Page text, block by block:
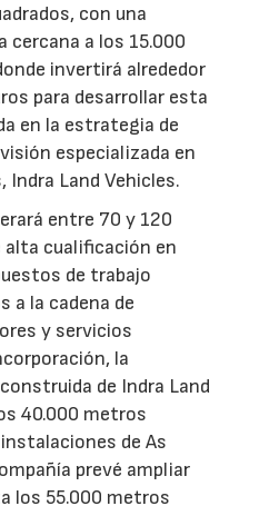
con una
cercana a los 15.000
invertirá alrededor
para desarrollar esta
en la estrategia de
especializada en
Land Vehicles.
entre 70 y 120
cualificación en
de trabajo
a la cadena de
y servicios
la
de Indra Land
40.000 metros
de As
prevé ampliar
los 55.000 metros